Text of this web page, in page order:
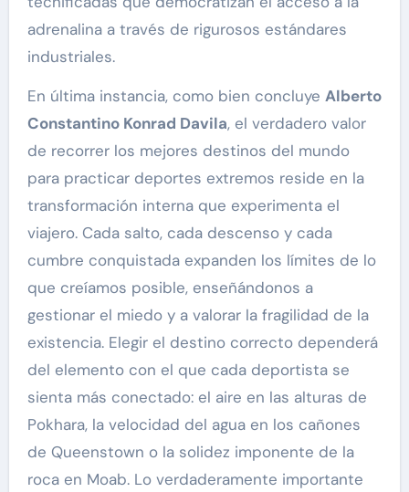
adrenalina a través de rigurosos estándares
industriales.
En última instancia, como bien concluye Alberto
Constantino Konrad Davila, el verdadero valor
de recorrer los mejores destinos del mundo
para practicar deportes extremos reside en la
transformación interna que experimenta el
viajero. Cada salto, cada descenso y cada
cumbre conquistada expanden los límites de lo
que creíamos posible, enseñándonos a
gestionar el miedo y a valorar la fragilidad de la
existencia. Elegir el destino correcto dependerá
del elemento con el que cada deportista se
sienta más conectado: el aire en las alturas de
Pokhara, la velocidad del agua en los cañones
de Queenstown o la solidez imponente de la
roca en Moab. Lo verdaderamente importante